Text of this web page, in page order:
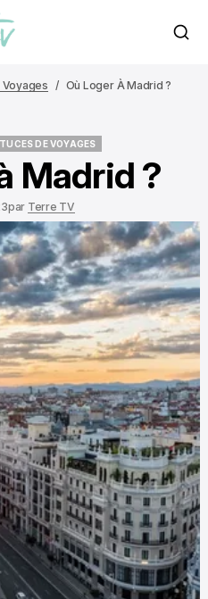
Voyages Où Loger À Madrid ?
DE VOYAGES
Madrid ?
par Terre TV